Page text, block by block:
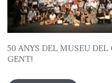
50 ANYS DEL MUSEU
GENT!